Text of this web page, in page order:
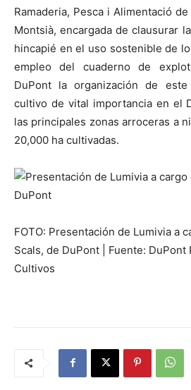
Ramaderia, Pesca i Alimentació
Montsià, encargada de clausurar
hincapié en el uso sostenible de
empleo del cuaderno de
DuPont la organización de
cultivo de vital importancia en el
las principales zonas arroceras a
20,000 ha cultivadas.
FOTO: Presentación de Lumivia a
Scals, de DuPont | Fuente: DuPont
Cultivos